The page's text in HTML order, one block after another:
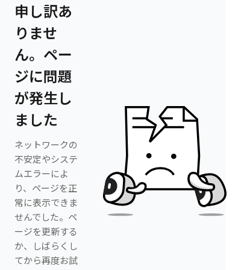
申し訳あ
りませ
ん。ペー
ジに問題
が発生し
ました
ネットワークの
不安定やシステ
ムエラーによ
り、ページを正
常に表示できま
せんでした。ペ
ージを更新する
か、しばらくし
てから再度お試